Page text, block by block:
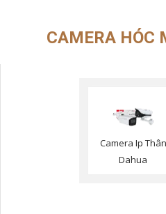
CAMERA HÓC
Camera Ip Thân
Dahua